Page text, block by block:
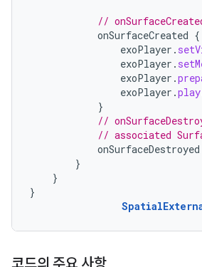
//
onSurfaceCreated {
exoPlayer .
exoPlayer .
exoPlayer .
exoPlayer .play
}
//
// associated
onSurfaceDestroyed
}
}
}